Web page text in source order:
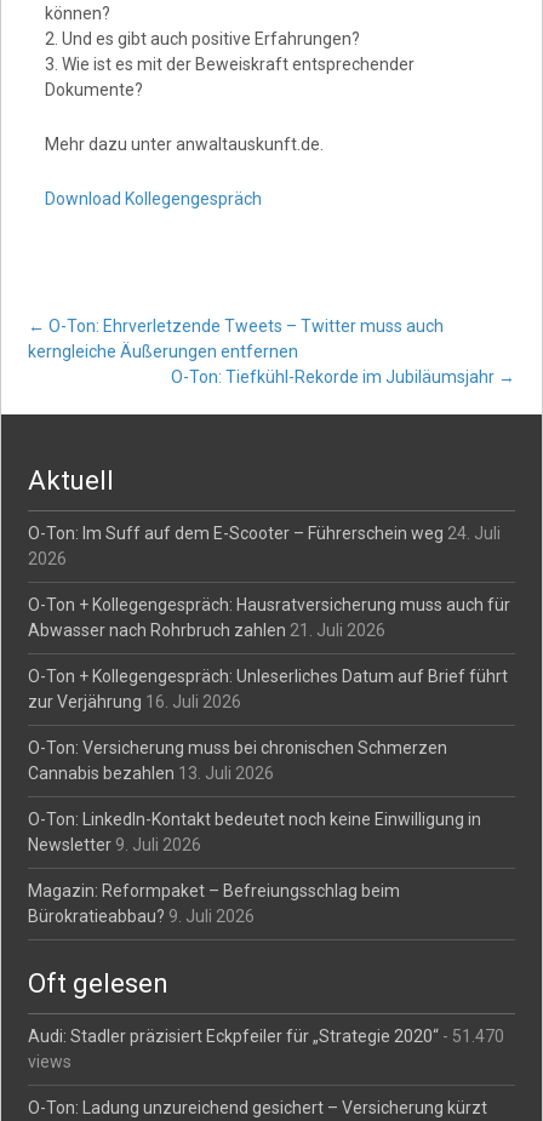
können?
2. Und es gibt auch positive Erfahrungen?
3. Wie ist es mit der Beweiskraft entsprechender
Dokumente?
Mehr dazu unter anwaltauskunft.de.
Download Kollegengespräch
Post
navigation
← O-Ton: Ehrverletzende Tweets – Twitter muss auch
kerngleiche Äußerungen entfernen
O-Ton: Tiefkühl-Rekorde im Jubiläumsjahr →
Aktuell
O-Ton: Im Suff auf dem E-Scooter – Führerschein weg 24. Juli
2026
O-Ton + Kollegengespräch: Hausratversicherung muss auch für
Abwasser nach Rohrbruch zahlen 21. Juli 2026
O-Ton + Kollegengespräch: Unleserliches Datum auf Brief führt
zur Verjährung 16. Juli 2026
O-Ton: Versicherung muss bei chronischen Schmerzen
Cannabis bezahlen 13. Juli 2026
O-Ton: LinkedIn-Kontakt bedeutet noch keine Einwilligung in
Newsletter 9. Juli 2026
Magazin: Reformpaket – Befreiungsschlag beim
Bürokratieabbau? 9. Juli 2026
Oft gelesen
Audi: Stadler präzisiert Eckpfeiler für „Strategie 2020“ - 51.470
views
O-Ton: Ladung unzureichend gesichert – Versicherung kürzt